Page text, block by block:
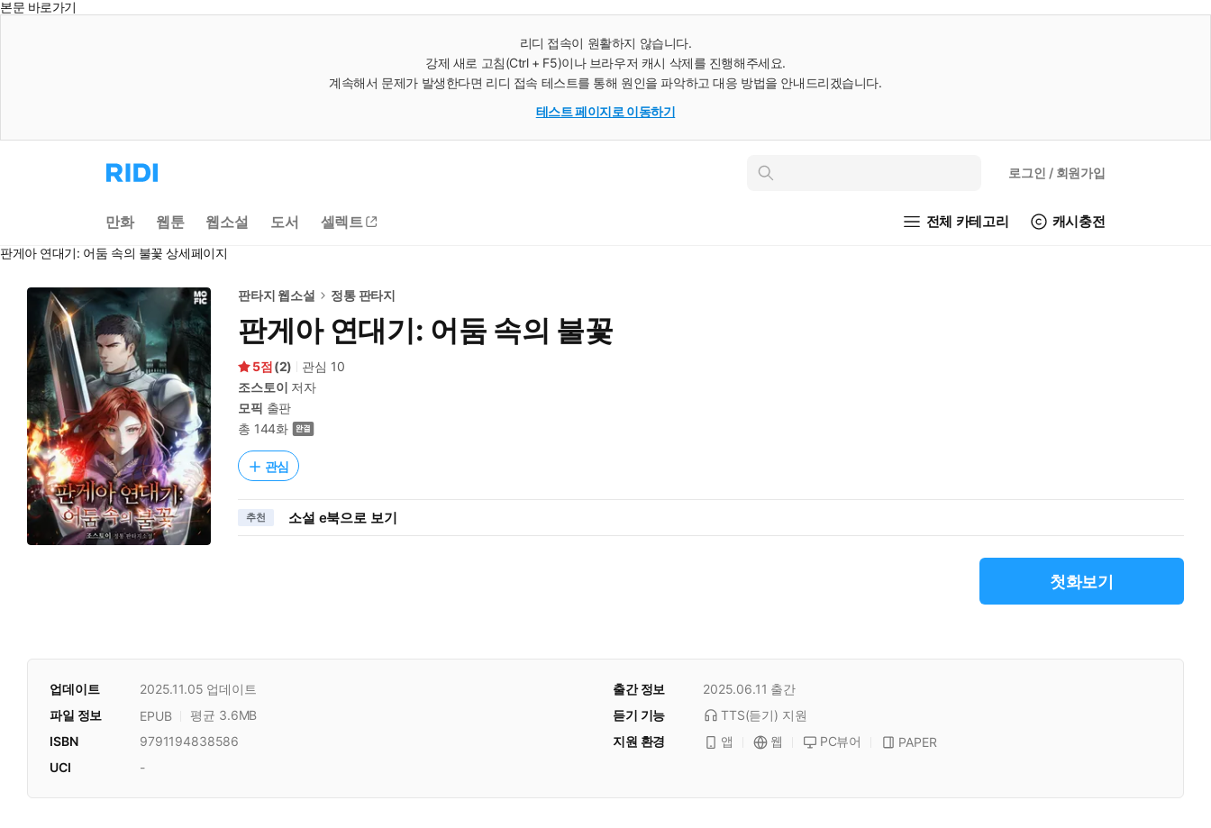
본문 바로가기
리디 접속이 원활하지 않습니다.
강제 새로 고침(Ctrl + F5)이나 브라우저 캐시 삭제를 진행해주세요.
계속해서 문제가 발생한다면 리디 접속 테스트를 통해 원인을 파악하고 대응 방법을 안내드리겠습니다.
테스트 페이지로 이동하기
리
디
으
로
동
인
로그인 / 회원가입
만화 웹툰 웹소설 도서 셀렉트 전체 카테고리 캐시충전
판게아 연대기: 어둠 속의 불꽃 상세페이지
판타지 웹소설 정통 판타지
판게아 연대기: 어둠 속의 불꽃
5 (2) 관심 10
조스토이 저자
모픽 출판
총 144화
관심
추천 소설 e북으로 보기
첫화보기
업데이트 2025.11.05 업데이트 출간 정보 2025.06.11 출간
듣기 기능
TTS(듣기) 지원
파일 정보 EPUB
평균 3.6MB
지원 환경
앱 웹 PC뷰어 PAPER
ISBN
9791194838586
UCI
-